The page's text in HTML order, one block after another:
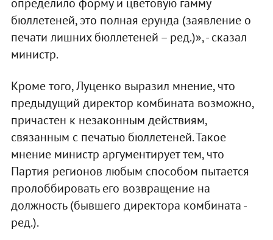
бюллетеней, это полная ерунда (заявление о
печати лишних бюллетеней – ред.)», - сказал
министр.
Кроме того, Луценко выразил мнение, что
предыдущий директор комбината возможно,
причастен к незаконным действиям,
связанным с печатью бюллетеней. Такое
мнение министр аргументирует тем, что
Партия регионов любым способом пытается
пролоббировать его возвращение на
должность (бывшего директора комбината -
ред.).